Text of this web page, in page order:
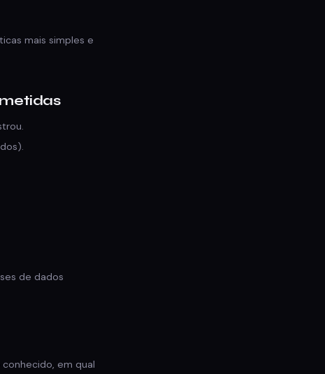
mais simples e
de dados
em qual